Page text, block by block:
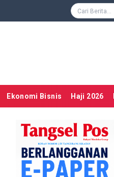
Ekonomi Bisnis Haji 2026